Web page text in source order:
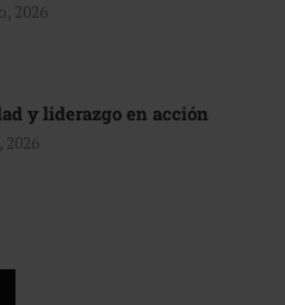
2026
y liderazgo en acción
2026